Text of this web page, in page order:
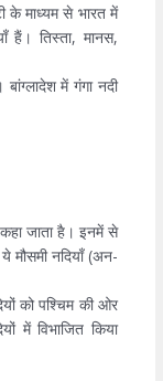
के माध्यम से भारत में
हैं। तिस्ता, मानस,
में गंगा नदी
कहा जाता है। इनमें से
मौसमी नदियाँ (अन-
को पश्चिम की ओर
में विभाजित किया